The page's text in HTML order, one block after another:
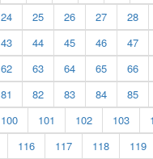
24 25 26 27 28
43 44 45 46 47
62 63 64 65 66
81 82 83 84 85
100 101 102 103
116 117 118 119